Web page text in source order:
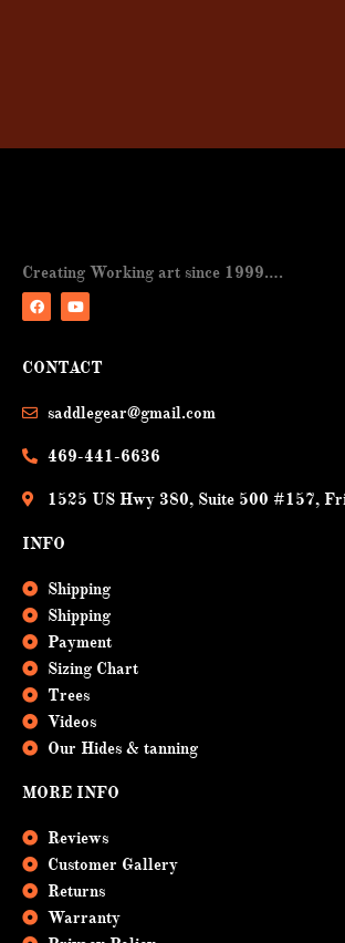
Creating Working art since 1999….
c
o
u
b
CONTACT
saddlegear@gmail.com
469-441-6636
1525 US Hwy 380, Suite 500 #157,
INFO
Shipping
Shipping
Payment
Sizing Chart
Trees
Videos
Our Hides & tanning
MORE INFO
Reviews
Customer Gallery
Returns
Warranty